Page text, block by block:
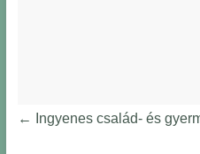
← Ingyenes család- és